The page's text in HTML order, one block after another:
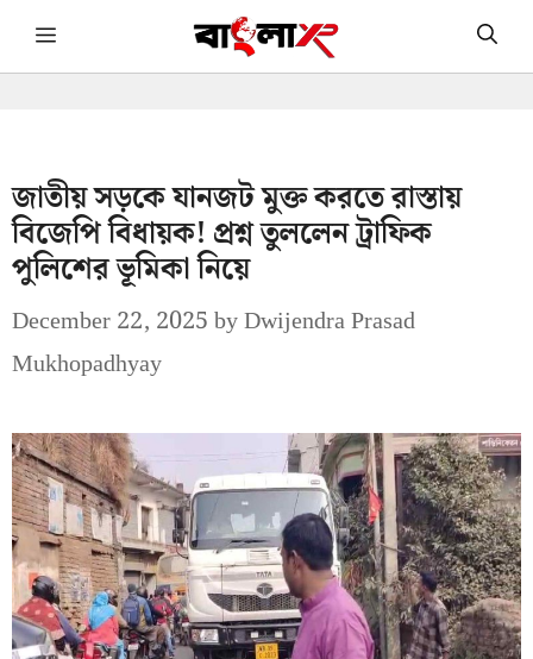
Skip Menu
জাতীয় সড়কে যানজট মুক্ত করতে রাস্তায়
বিজেপি বিধায়ক! প্রশ্ন তুললেন ট্রাফিক
পুলিশের ভূমিকা নিয়ে
December 22, 2025byDwijendra Prasad
Mukhopadhyay